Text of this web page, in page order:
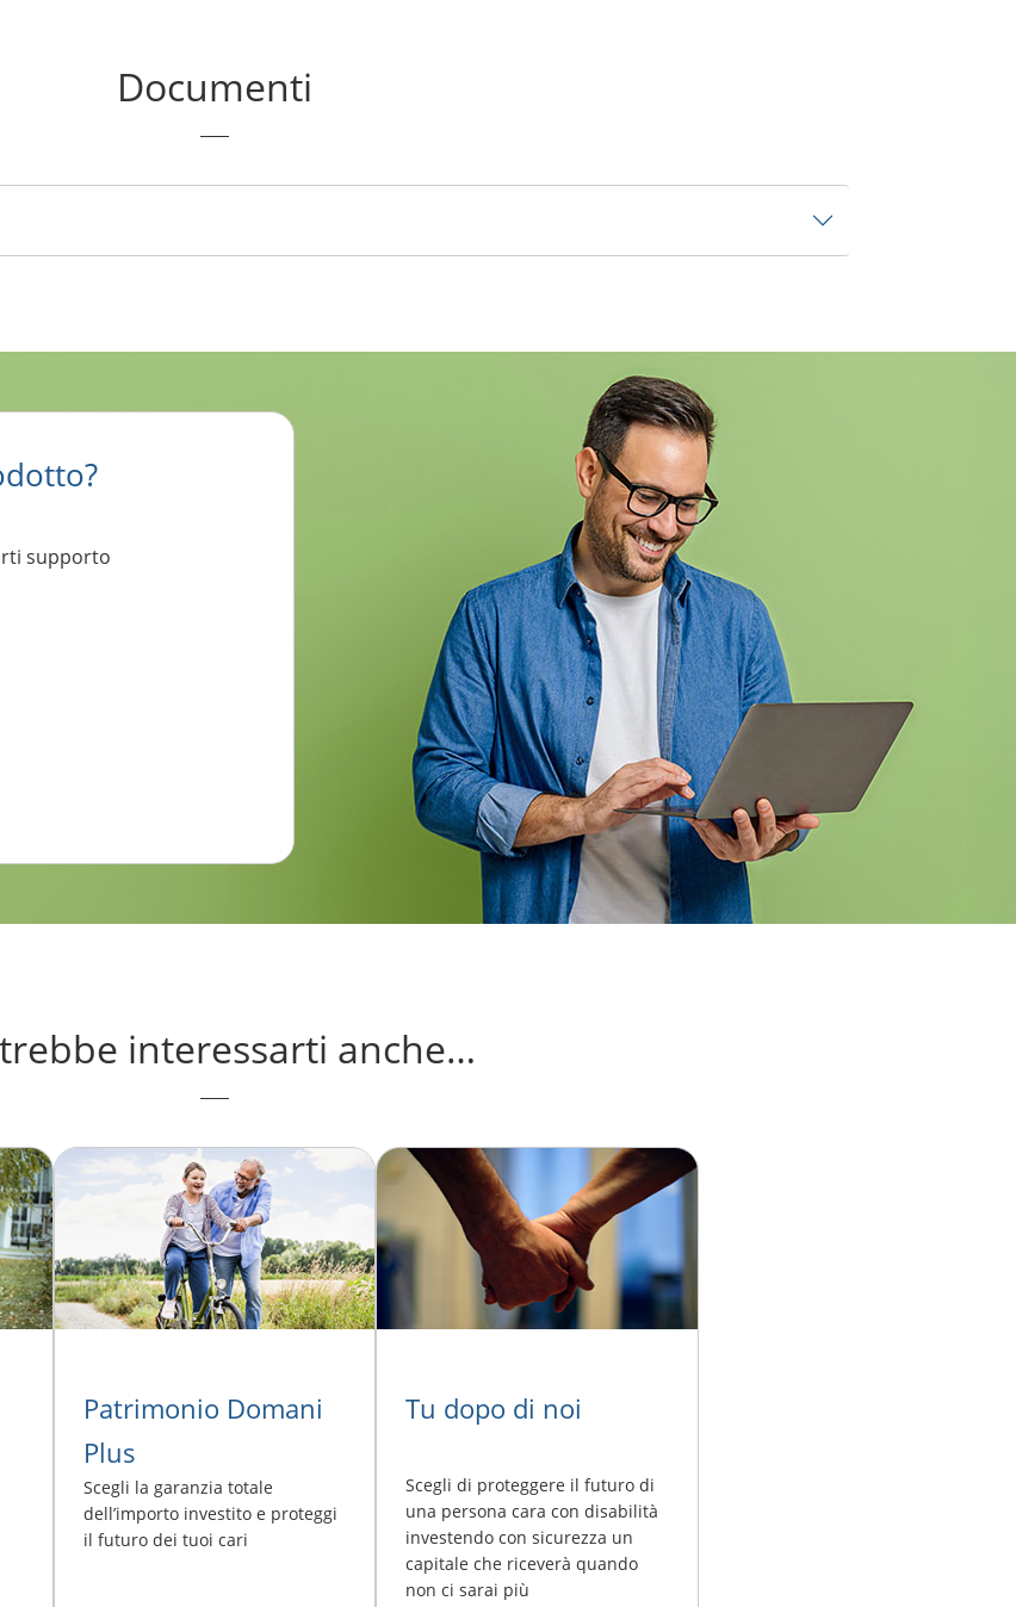
Documenti
supporto
interessarti anche…
Patrimonio Domani
Plus
Scegli la garanzia totale
dell’importo investito e proteggi
il futuro dei tuoi cari
Tu dopo di noi
Scegli di proteggere il futuro di
una persona cara con disabilità
investendo con sicurezza un
capitale che riceverà quando
non ci sarai più